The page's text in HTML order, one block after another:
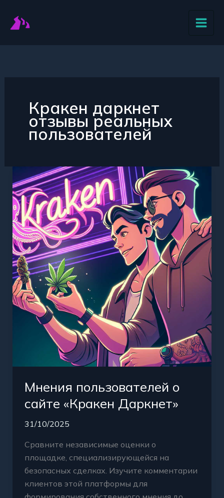
содержимому
Кракен даркнет
отзывы реальных
пользователей
Мнения пользователей о
сайте «Кракен Даркнет»
31/10/2025
Сравните независимые оценки о
площадке, специализирующейся на
безопасных сделках. Изучите комментарии
клиентов этой платформы для
Мнения
пользователей
о
сайте
«Кракен
Даркнет»